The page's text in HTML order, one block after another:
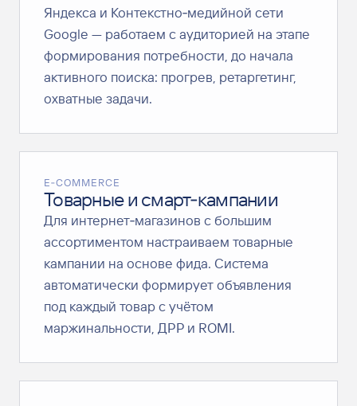
Яндекса и Контекстно‑медийной сети
Google — работаем с аудиторией на этапе
формирования потребности, до начала
активного поиска: прогрев, ретаргетинг,
охватные задачи.
E‑COMMERCE
Товарные и смарт‑кампании
Для интернет‑магазинов с большим
ассортиментом настраиваем товарные
кампании на основе фида. Система
автоматически формирует объявления
под каждый товар с учётом
маржинальности, ДРР и ROMI.